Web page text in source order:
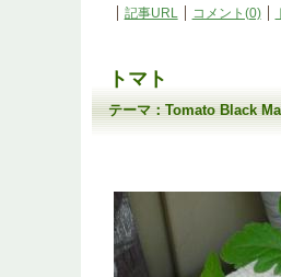
記事URL コメント(0)
トマト
テーマ：Tomato Black